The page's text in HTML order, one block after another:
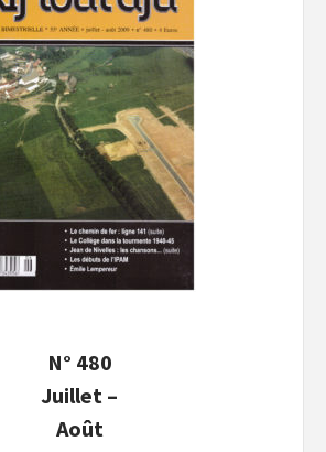
N° 480
Juillet –
Août